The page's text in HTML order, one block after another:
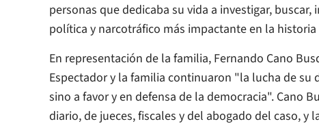
personas que dedicaba su vida a investigar,
política y narcotráfico más impactante en la
En representación de la familia, Fernando Cano
Espectadory la familia continuaron "la lucha de su
sino a favor y en defensa de la democracia". Cano
diario, de jueces, fiscales y del abogado del caso, y